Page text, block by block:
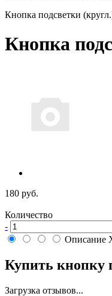
Кнопка подсветки
Кнопка
180 руб.
Количество
-
Описание
Купить кнопку
Загрузка отзывов...